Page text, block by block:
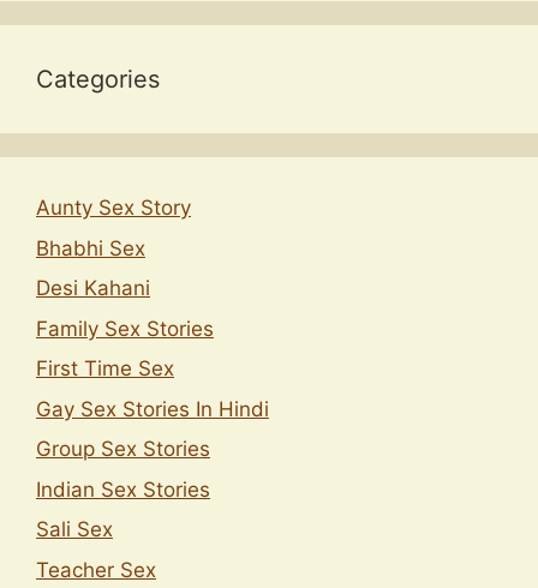
Categories
Aunty Sex Story
Bhabhi Sex
Desi Kahani
Family Sex Stories
First Time Sex
Gay Sex Stories In Hindi
Group Sex Stories
Indian Sex Stories
Sali Sex
Teacher Sex